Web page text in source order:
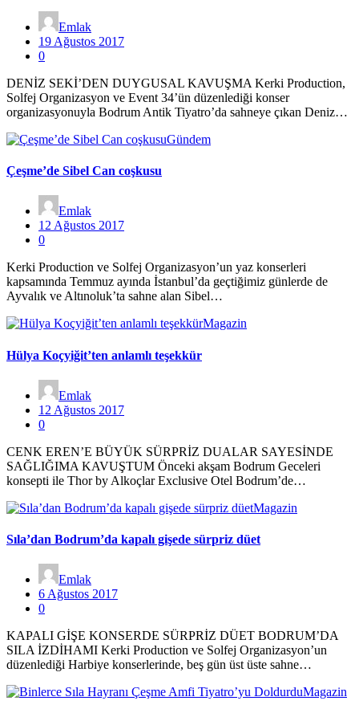
Emlak
19 Ağustos 2017
0
DENİZ SEKİ’DEN DUYGUSAL KAVUŞMA Kerki Production,
Solfej Organizasyon ve Event 34’ün düzenlediği konser
organizasyonuyla Bodrum Antik Tiyatro’da sahneye çıkan Deniz…
Gündem
Çeşme’de Sibel Can coşkusu
Emlak
12 Ağustos 2017
0
Kerki Production ve Solfej Organizasyon’un yaz konserleri
kapsamında Temmuz ayında İstanbul’da geçtiğimiz günlerde de
Ayvalık ve Altınoluk’ta sahne alan Sibel…
Magazin
Hülya Koçyiğit’ten anlamlı teşekkür
Emlak
12 Ağustos 2017
0
CENK EREN’E BÜYÜK SÜRPRİZ DUALAR SAYESİNDE
SAĞLIĞIMA KAVUŞTUM Önceki akşam Bodrum Geceleri
konsepti ile Thor by Alkoçlar Exclusive Otel Bodrum’de…
Magazin
Sıla’dan Bodrum’da kapalı gişede sürpriz düet
Emlak
6 Ağustos 2017
0
KAPALI GİŞE KONSERDE SÜRPRİZ DÜET BODRUM’DA
SILA İZDİHAMI Kerki Production ve Solfej Organizasyon’un
düzenlediği Harbiye konserlerinde, beş gün üst üste sahne…
Magazin